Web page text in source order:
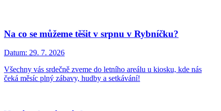
Na co se můžeme těšit v srpnu v Rybníčku?
Datum: 29. 7. 2026
Všechny vás srdečně zveme do letního areálu u kiosku, kde nás
čeká měsíc plný zábavy, hudby a setkávání!